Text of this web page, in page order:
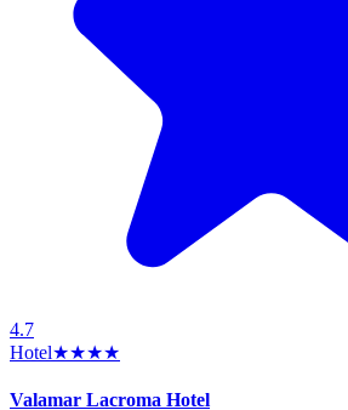
4.7
Hotel★★★★
Valamar Lacroma Hotel